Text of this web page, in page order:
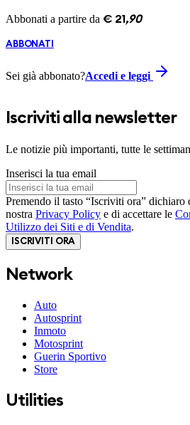
Abbonati a partire da € 21,90
ABBONATI
Sei già abbonato?Accedi e leggi
Iscriviti alla newsletter
Le notizie più importanti, tutte le
Inserisci la tua email
Premendo il tasto “Iscriviti ora” dichiaro
nostra Privacy Policy e di accettare le
Utilizzo dei Siti e di Vendita.
ISCRIVITI ORA
Network
Auto
Autosprint
Inmoto
Motosprint
Guerin Sportivo
Store
Utilities